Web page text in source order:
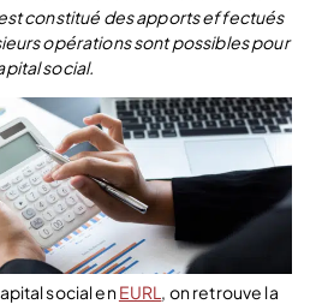
constitué des apports effectués
opérations sont possibles pour
social.
social enEURL , on retrouve la